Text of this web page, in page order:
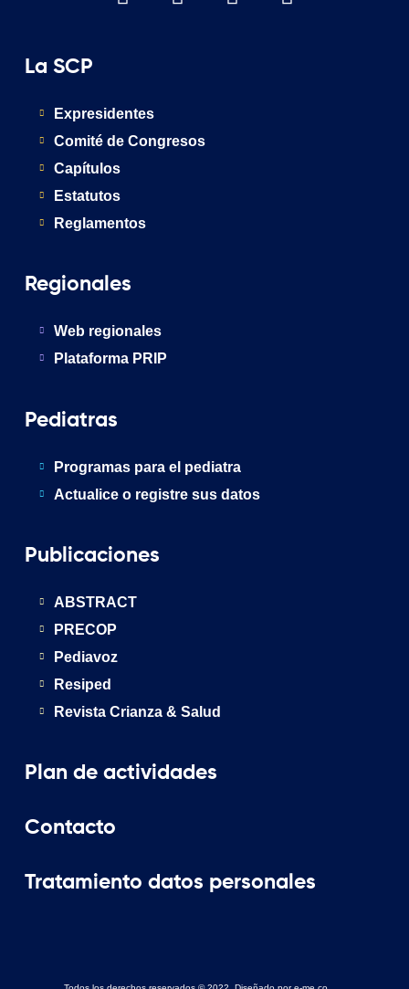
La SCP
Expresidentes
Comité de Congresos
Capítulos
Estatutos
Reglamentos
Regionales
Web regionales
Plataforma PRIP
Pediatras
Programas para el pediatra
Actualice o registre sus datos
Publicaciones
ABSTRACT
PRECOP
Pediavoz
Resiped
Revista Crianza & Salud
Plan de actividades
Contacto
Tratamiento datos personales